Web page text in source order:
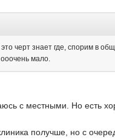
черт знает где, спорим в
мало.
с местными. Но есть
получше, но с